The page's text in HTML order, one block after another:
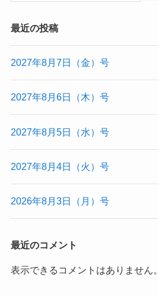
最近の投稿
2027年8月7日（金）号
2027年8月6日（木）号
2027年8月5日（水）号
2027年8月4日（火）号
2026年8月3日（月）号
最近のコメント
表示できるコメントはありません。